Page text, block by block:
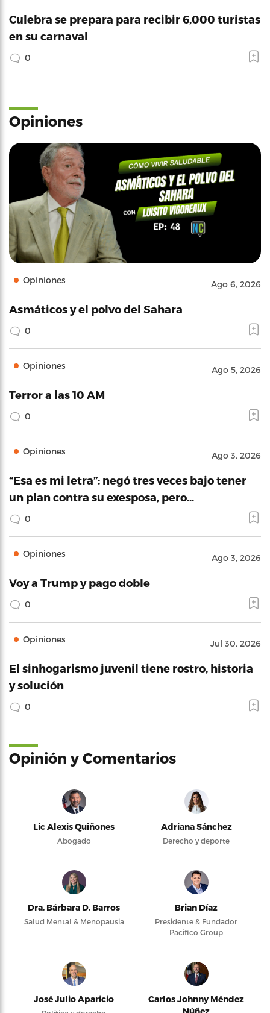
Culebra se prepara para recibir 6,000 turistas
en su carnaval
0
Opiniones
Opiniones Ago 6, 2026
Asmáticos y el polvo del Sahara
0
Opiniones Ago 5, 2026
Terror a las 10 AM
0
Opiniones Ago 3, 2026
“Esa es mi letra”: negó tres veces bajo tener
un plan contra su exesposa, pero…
0
Opiniones Ago 3, 2026
Voy a Trump y pago doble
0
Opiniones Jul 30, 2026
El sinhogarismo juvenil tiene rostro, historia
y solución
0
Opinión y Comentarios
Lic Alexis Quiñones
Abogado
Adriana Sánchez
Derecho y deporte
Dra. Bárbara D. Barros
Salud Mental & Menopausia
Brian Díaz
Presidente & Fundador
Pacifico Group
José Julio Aparicio
Carlos Johnny Méndez
Núñez